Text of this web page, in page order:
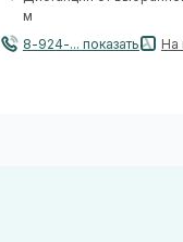
м
8-924-... показать
На